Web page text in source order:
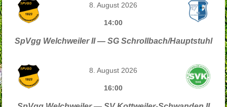
8. August 2026
14:00
SpVgg Welchweiler II — SG Schrollbach/Hauptstuhl
8. August 2026
16:00